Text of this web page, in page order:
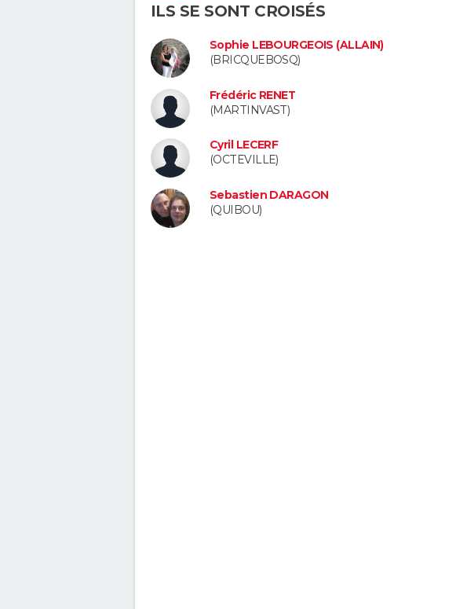
ILS SE SONT CROISÉS
Sophie LEBOURGEOIS (ALLAIN)
(BRICQUEBOSQ)
Frédéric RENET
(MARTINVAST)
Cyril LECERF
(OCTEVILLE)
Sebastien DARAGON
(QUIBOU)